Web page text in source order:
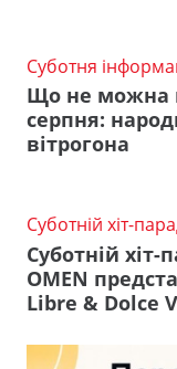
Суботня
Що не можна
серпня:
вітрогона
Суботній хіт-
Суботній хіт-
OMEN
Libre & Dolce